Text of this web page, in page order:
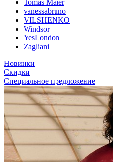
Tomas Maier
vanessabruno
VILSHENKO
Windsor
YesLondon
Zagliani
Новинки
Скидки
Специальное предложение